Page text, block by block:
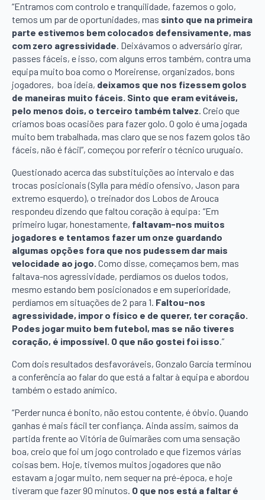
“Entramos com controlo e tranquilidade, fazemos o golo,
temos um par de oportunidades, mas sinto que na primeira
parte estivemos bem colocados defensivamente, mas
com zero agressividade. Deixávamos o adversário girar,
passes fáceis, e isso, com alguns erros também, contra uma
equipa muito boa como o Moreirense, organizados, bons
jogadores, boa ideia, deixamos que nos fizessem golos
de maneiras muito fáceis. Sinto que eram evitáveis,
pelo menos dois, o terceiro também talvez. Creio que
criamos boas ocasiões para fazer golo. O golo é uma jogada
muito bem trabalhada, mas claro que se nos fazem golos tão
fáceis, não é fácil”, começou por referir o técnico uruguaio.
Questionado acerca das substituições ao intervalo e das
trocas posicionais (Sylla para médio ofensivo, Jason para
extremo esquerdo), o treinador dos Lobos de Arouca
respondeu dizendo que faltou coração à equipa: “Em
primeiro lugar, honestamente, faltavam-nos muitos
jogadores e tentamos fazer um onze guardando
algumas opções fora que nos pudessem dar mais
velocidade ao jogo. Como disse, começamos bem, mas
faltava-nos agressividade, perdíamos os duelos todos,
mesmo estando bem posicionados e em superioridade,
perdíamos em situações de 2 para 1. Faltou-nos
agressividade, impor o físico e de querer, ter coração.
Podes jogar muito bem futebol, mas se não tiveres
coração, é impossível. O que não gostei foi isso.”
Com dois resultados desfavoráveis, Gonzalo García terminou
a conferência ao falar do que está a faltar à equipa e abordou
também o estado anímico.
“Perder nunca é bonito, não estou contente, é óbvio. Quando
ganhas é mais fácil ter confiança. Ainda assim, saímos da
partida frente ao Vitória de Guimarães com uma sensação
boa, creio que foi um jogo controlado e que fizemos várias
coisas bem. Hoje, tivemos muitos jogadores que não
estavam a jogar muito, nem sequer na pré-época, e hoje
tiveram que fazer 90 minutos. O que nos está a faltar é